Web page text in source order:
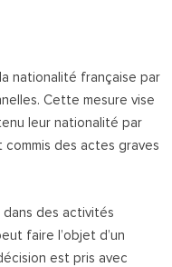
nationalité française par
Cette mesure vise
leur nationalité par
des actes graves
dans des activités
faire l’objet d’un
est pris avec